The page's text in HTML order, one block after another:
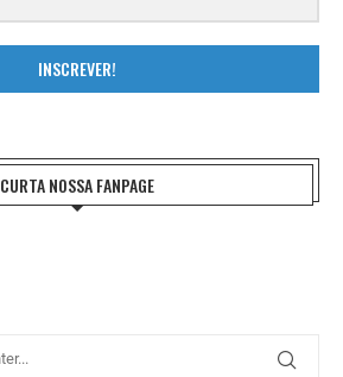
INSCREVER!
CURTA NOSSA FANPAGE